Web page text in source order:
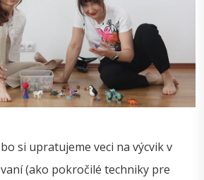
si upratujeme veci na výcvik v
(ako pokročilé techniky pre